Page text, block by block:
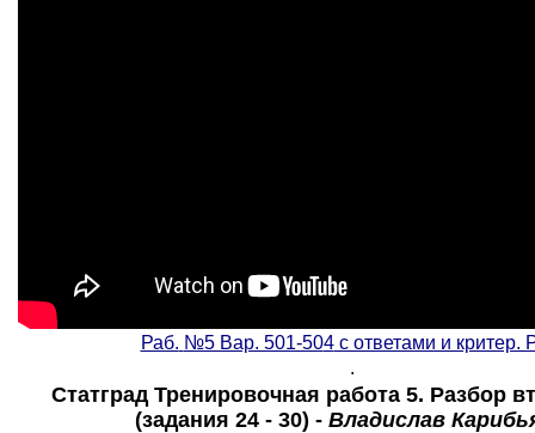
Раб. №5 Вар. 501-504с ответами и критер.
.
Статград Тренировочная работа 5. Разбор
(задания 24 - 30) - Владислав